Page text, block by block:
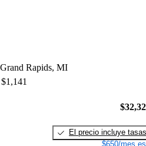
Rapids, MI
El precio incluye tasas
$650/mes